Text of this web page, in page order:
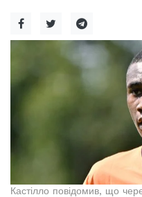
Кастілло повідомив, що